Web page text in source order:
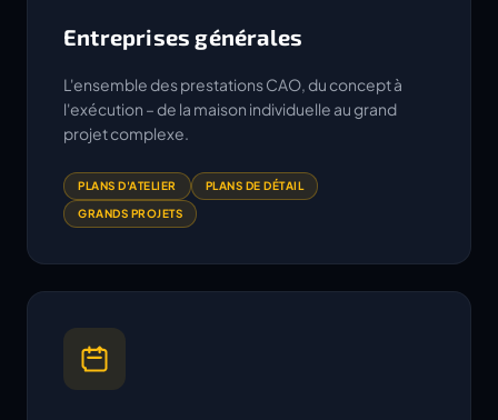
Entreprises générales
L'ensemble des prestations CAO, du concept à
l'exécution – de la maison individuelle au grand
projet complexe.
PLANS D'ATELIER PLANS DE DÉTAIL
GRANDS PROJETS